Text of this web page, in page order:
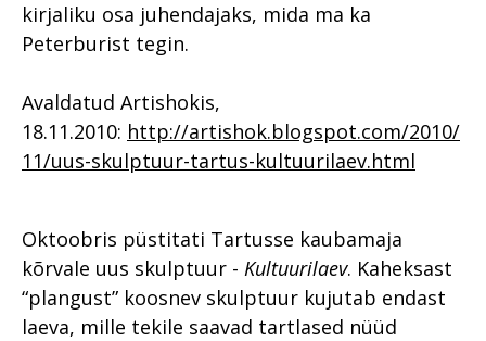
kirjaliku osa juhendajaks, mida ma ka
Peterburist tegin.
Avaldatud Artishokis,
18.11.2010: http://artishok.blogspot.com/2010/
11/uus-skulptuur-tartus-kultuurilaev.html
Oktoobris püstitati Tartusse kaubamaja
kõrvale uus skulptuur - Kultuurilaev. Kaheksast
“plangust” koosnev skulptuur kujutab endast
laeva, mille tekile saavad tartlased nüüd